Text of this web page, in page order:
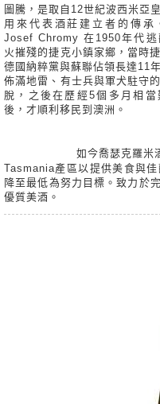
圖騰，是取自12世紀波西米亞
用來代表酒莊建立者的傳承
Josef Chromy 在1950年代逃
火摧殘的捷克小鎮家鄉，當時
德國納粹黨與蘇聯佔領長達11
佈滿地雷、有士兵與軍犬駐守
脫，之後在歷經5個多月相當
後，才順利移民到澳洲。
如今喬瑟克羅米
Tasmania產區以提供美食與
降至最低為努力目標。致力於
優質美酒。